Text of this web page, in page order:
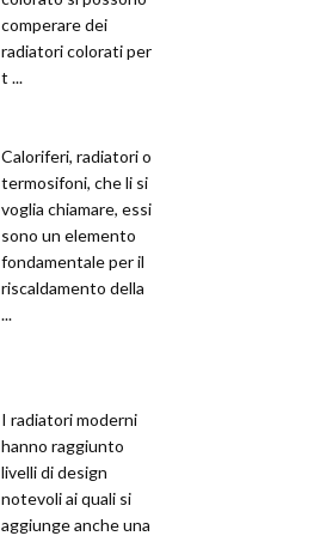
comperare dei
radiatori colorati per
t ...
Caloriferi, radiatori o
termosifoni, che li si
voglia chiamare, essi
sono un elemento
fondamentale per il
riscaldamento della
...
I radiatori moderni
hanno raggiunto
livelli di design
notevoli ai quali si
aggiunge anche una